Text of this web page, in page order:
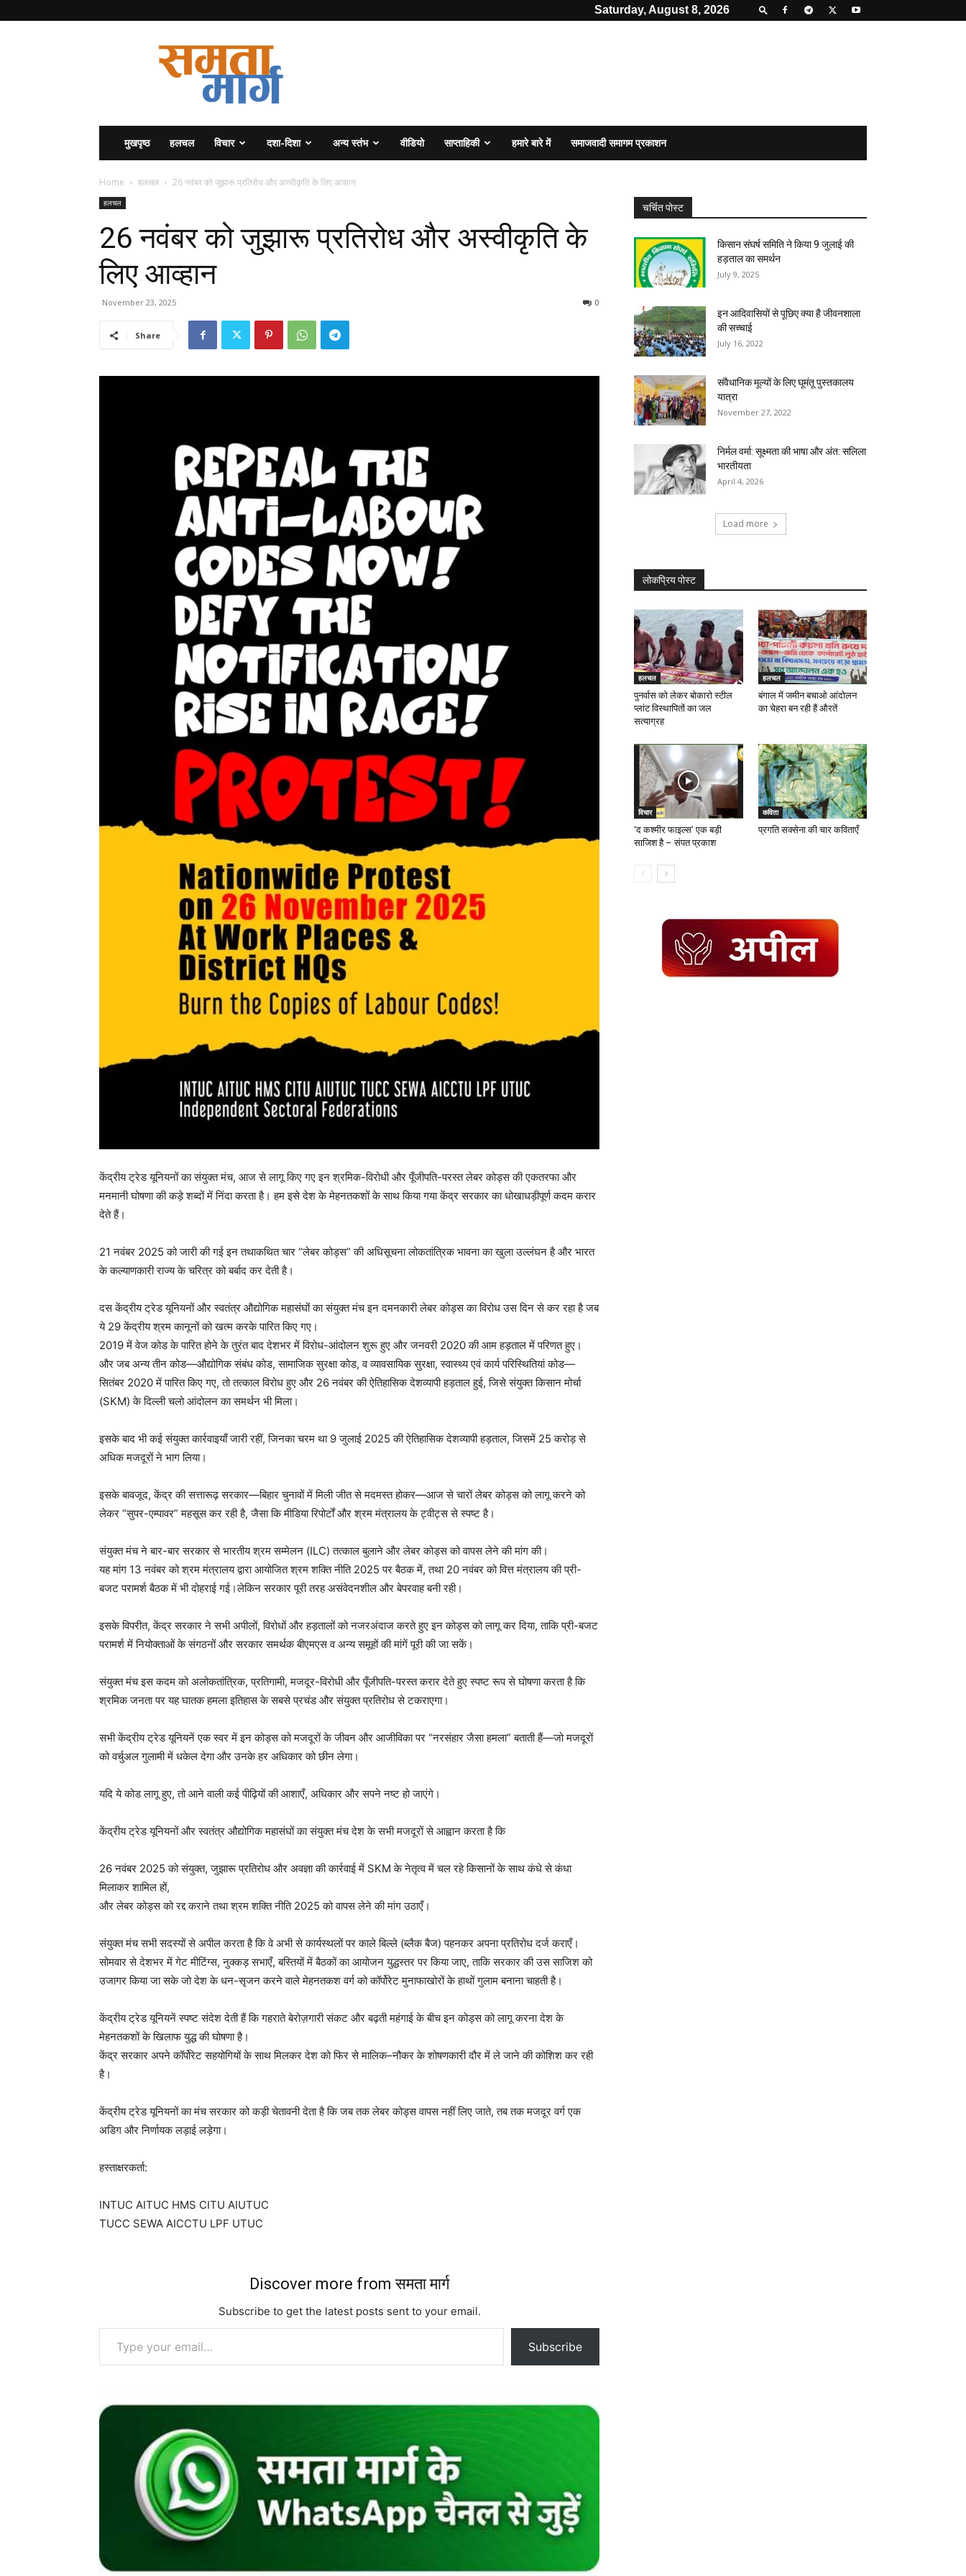
Saturday, August 8, 2026
मुखपृष्ठ हलचल विचार दशा-दिशा अन्य स्तंभ वीडियो साप्ताहिकी हमारे बारे में समाजवादी समागम प्रकाशन
Home हलचल 26 नवंबर को जुझारू प्रतिरोध और अस्वीकृति के लिए आव्हान
हलचल
26 नवंबर को जुझारू प्रतिरोध और अस्वीकृति के
लिए आव्हान
November 23, 2025 0
Share
केंद्रीय ट्रेड यूनियनों का संयुक्त मंच, आज से लागू किए गए इन श्रमिक-विरोधी और पूँजीपति-परस्त लेबर कोड्स की एकतरफा और
मनमानी घोषणा की कड़े शब्दों में निंदा करता है। हम इसे देश के मेहनतकशों के साथ किया गया केंद्र सरकार का धोखाधड़ीपूर्ण कदम करार
देते हैं।
21 नवंबर 2025 को जारी की गई इन तथाकथित चार “लेबर कोड्स” की अधिसूचना लोकतांत्रिक भावना का खुला उल्लंघन है और भारत
के कल्याणकारी राज्य के चरित्र को बर्बाद कर देती है।
दस केंद्रीय ट्रेड यूनियनों और स्वतंत्र औद्योगिक महासंघों का संयुक्त मंच इन दमनकारी लेबर कोड्स का विरोध उस दिन से कर रहा है जब
ये 29 केंद्रीय श्रम कानूनों को खत्म करके पारित किए गए।
2019 में वेज कोड के पारित होने के तुरंत बाद देशभर में विरोध-आंदोलन शुरू हुए और जनवरी 2020 की आम हड़ताल में परिणत हुए।
और जब अन्य तीन कोड—औद्योगिक संबंध कोड, सामाजिक सुरक्षा कोड, व व्यावसायिक सुरक्षा, स्वास्थ्य एवं कार्य परिस्थितियां कोड—
सितंबर 2020 में पारित किए गए, तो तत्काल विरोध हुए और 26 नवंबर की ऐतिहासिक देशव्यापी हड़ताल हुई, जिसे संयुक्त किसान मोर्चा
(SKM) के दिल्ली चलो आंदोलन का समर्थन भी मिला।
इसके बाद भी कई संयुक्त कार्रवाइयाँ जारी रहीं, जिनका चरम था 9 जुलाई 2025 की ऐतिहासिक देशव्यापी हड़ताल, जिसमें 25 करोड़ से
अधिक मजदूरों ने भाग लिया।
इसके बावजूद, केंद्र की सत्तारूढ़ सरकार—बिहार चुनावों में मिली जीत से मदमस्त होकर—आज से चारों लेबर कोड्स को लागू करने को
लेकर “सुपर-एम्पावर” महसूस कर रही है, जैसा कि मीडिया रिपोर्टों और श्रम मंत्रालय के ट्वीट्स से स्पष्ट है।
संयुक्त मंच ने बार-बार सरकार से भारतीय श्रम सम्मेलन (ILC) तत्काल बुलाने और लेबर कोड्स को वापस लेने की मांग की।
यह मांग 13 नवंबर को श्रम मंत्रालय द्वारा आयोजित श्रम शक्ति नीति 2025 पर बैठक में, तथा 20 नवंबर को वित्त मंत्रालय की प्री-
बजट परामर्श बैठक में भी दोहराई गई।लेकिन सरकार पूरी तरह असंवेदनशील और बेपरवाह बनी रही।
इसके विपरीत, केंद्र सरकार ने सभी अपीलों, विरोधों और हड़तालों को नजरअंदाज करते हुए इन कोड्स को लागू कर दिया, ताकि प्री-बजट
परामर्श में नियोक्ताओं के संगठनों और सरकार समर्थक बीएमएस व अन्य समूहों की मांगें पूरी की जा सकें।
संयुक्त मंच इस कदम को अलोकतांत्रिक, प्रतिगामी, मजदूर-विरोधी और पूँजीपति-परस्त करार देते हुए स्पष्ट रूप से घोषणा करता है कि
श्रमिक जनता पर यह घातक हमला इतिहास के सबसे प्रचंड और संयुक्त प्रतिरोध से टकराएगा।
सभी केंद्रीय ट्रेड यूनियनें एक स्वर में इन कोड्स को मजदूरों के जीवन और आजीविका पर “नरसंहार जैसा हमला” बताती हैं—जो मजदूरों
को वर्चुअल गुलामी में धकेल देगा और उनके हर अधिकार को छीन लेगा।
यदि ये कोड लागू हुए, तो आने वाली कई पीढ़ियों की आशाएँ, अधिकार और सपने नष्ट हो जाएंगे।
केंद्रीय ट्रेड यूनियनों और स्वतंत्र औद्योगिक महासंघों का संयुक्त मंच देश के सभी मजदूरों से आह्वान करता है कि
26 नवंबर 2025 को संयुक्त, जुझारू प्रतिरोध और अवज्ञा की कार्रवाई में SKM के नेतृत्व में चल रहे किसानों के साथ कंधे से कंधा
मिलाकर शामिल हों,
और लेबर कोड्स को रद्द कराने तथा श्रम शक्ति नीति 2025 को वापस लेने की मांग उठाएँ।
संयुक्त मंच सभी सदस्यों से अपील करता है कि वे अभी से कार्यस्थलों पर काले बिल्ले (ब्लैक बैज) पहनकर अपना प्रतिरोध दर्ज कराएँ।
सोमवार से देशभर में गेट मीटिंग्स, नुक्कड़ सभाएँ, बस्तियों में बैठकों का आयोजन युद्धस्तर पर किया जाए, ताकि सरकार की उस साजिश को
उजागर किया जा सके जो देश के धन-सृजन करने वाले मेहनतकश वर्ग को कॉर्पोरेट मुनाफाखोरों के हाथों गुलाम बनाना चाहती है।
केंद्रीय ट्रेड यूनियनें स्पष्ट संदेश देती हैं कि गहराते बेरोज़गारी संकट और बढ़ती महंगाई के बीच इन कोड्स को लागू करना देश के
मेहनतकशों के खिलाफ युद्ध की घोषणा है।
केंद्र सरकार अपने कॉर्पोरेट सहयोगियों के साथ मिलकर देश को फिर से मालिक–नौकर के शोषणकारी दौर में ले जाने की कोशिश कर रही
है।
केंद्रीय ट्रेड यूनियनों का मंच सरकार को कड़ी चेतावनी देता है कि जब तक लेबर कोड्स वापस नहीं लिए जाते, तब तक मजदूर वर्ग एक
अडिग और निर्णायक लड़ाई लड़ेगा।
हस्ताक्षरकर्ता:
INTUC AITUC HMS CITU AIUTUC
TUCC SEWA AICCTU LPF UTUC
Discover more from समता मार्ग
Subscribe to get the latest posts sent to your email.
Type your email…
Subscribe
चर्चित पोस्ट
किसान संघर्ष समिति ने किया 9 जुलाई की
हड़ताल का समर्थन
July 9, 2025
इन आदिवासियों से पूछिए क्या है जीवनशाला
की सच्चाई
July 16, 2022
संवैधानिक मूल्यों के लिए घूमंतू पुस्तकालय
यात्रा
November 27, 2022
निर्मल वर्मा: सूक्ष्मता की भाषा और अंत: सलिला
भारतीयता
April 4, 2026
Load more
लोकप्रिय पोस्ट
हलचल
पुनर्वास को लेकर बोकारो स्टील
प्लांट विस्थापितों का जल
सत्याग्रह
हलचल
बंगाल में जमीन बचाओ आंदोलन
का चेहरा बन रही हैं औरतें
विचार
‘द कश्मीर फाइल्स’ एक बड़ी
साजिश है – संपत प्रकाश
कविता
प्रगति सक्सेना की चार कविताएँ